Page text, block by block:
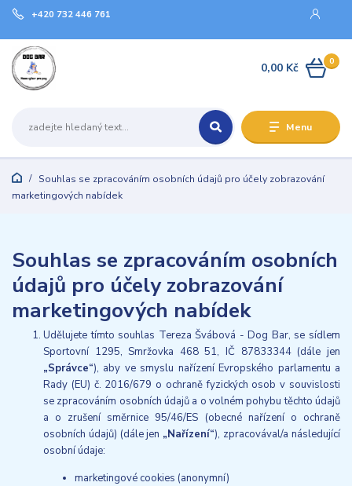
Menu
+420 732 446 761
0
0,00 Kč
Souhlas se zpracováním osobních údajů pro účely zobrazování
marketingových nabídek
Souhlas se zpracováním osobních
údajů pro účely zobrazování
marketingových nabídek
Udělujete tímto souhlas Tereza Švábová - Dog Bar, se sídlem
Sportovní 1295, Smržovka 468 51, IČ 87833344 (dále jen
„Správce“), aby ve smyslu nařízení Evropského parlamentu a
Rady (EU) č. 2016/679 o ochraně fyzických osob v souvislosti
se zpracováním osobních údajů a o volném pohybu těchto údajů
a o zrušení směrnice 95/46/ES (obecné nařízení o ochraně
osobních údajů) (dále jen „Nařízení“), zpracovával/a následující
osobní údaje:
marketingové cookies (anonymní)